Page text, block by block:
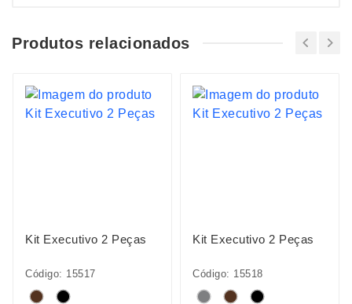
Produtos relacionados
Kit Executivo 2 Peças
Código: 15517
Kit Executivo 2 Peças
Código: 15518